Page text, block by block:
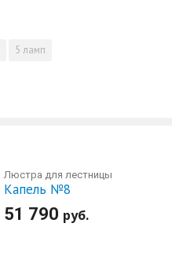
5 ламп
Люстра для лестницы
Капель №8
51 790 руб.